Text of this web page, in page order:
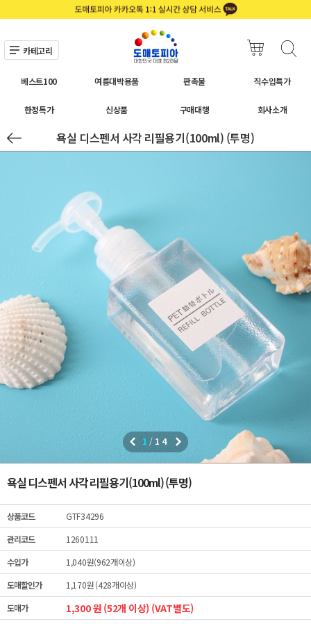
카테고리
베스트100 여름대박용품 판촉물 직수입특가
한정특가 신상품 구매대행 회사소개
욕실 디스펜서 사각 리필용기(100ml) (투명)
1 / 14
욕실 디스펜서 사각 리필용기(100ml) (투명)
상품코드
GTF34296
관리코드
1260111
수입가
1,040원(962개이상)
도매할인가
1,170원 (428개이상)
도매가
1,300 원 (52개 이상) (VAT별도)